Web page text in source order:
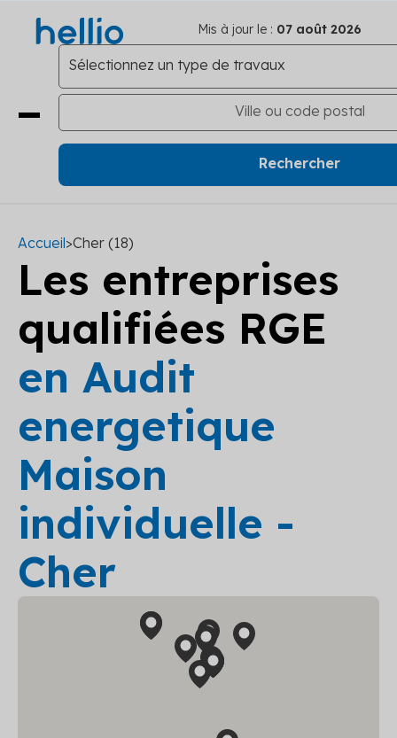
Mis à jour le : 07 août 2026
Accueil>Cher (18)
Les entreprises
qualifiées RGE
en Audit
energetique
Maison
individuelle -
Cher